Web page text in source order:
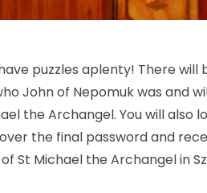
puzzles aplenty! There will
John of Nepomuk was and
the Archangel. You will also
the final password and
St Michael the Archangel in